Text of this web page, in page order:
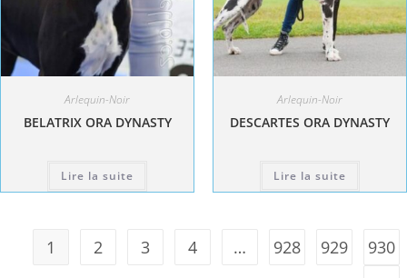
Arlequin-Noir
BELATRIX ORA DYNASTY
Lire la suite
Arlequin-Noir
DESCARTES ORA DYNASTY
Lire la suite
1 2 3 4 … 928 929 930